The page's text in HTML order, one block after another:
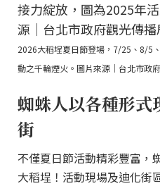
2026大稻埕夏日節登場，7/25、8/5
動之千輪煙火。圖片來源｜台北市政
蜘蛛人以各種形式
街
不僅夏日節活動精彩豐富，
大稻埕！活動現場及迪化街